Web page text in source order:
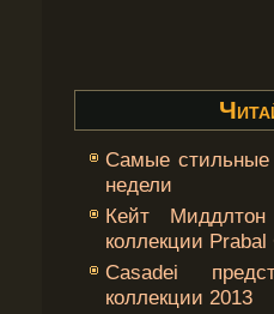
Самые стильные
недели
Кейт
коллекции Prabal
Casadei
коллекции 2013